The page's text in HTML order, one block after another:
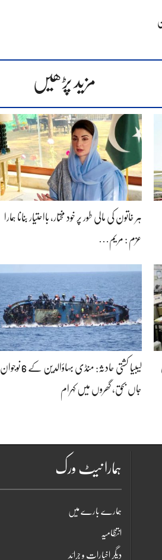
مزید پڑھیں
ہر خاتون کی مالی طور پر خود مختار، بااحتیار بنانا ہمارا
عزم : مریم…
لیبیا کشتی حادثہ: منڈی بہاؤالدین کے 6 نوجوان
جاں بحق، گھروں میں کہرام
ہمارا نیٹ ورک
ہمارے بارے میں
انتظامیہ
دیگر اخبارات و جرائد